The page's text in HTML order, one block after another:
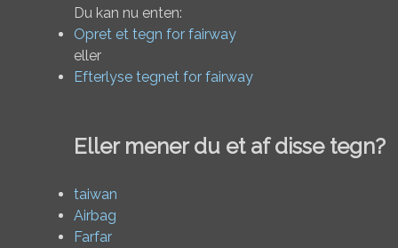
Du kan nu enten:
Opret et tegn for fairway
eller
Efterlyse tegnet for fairway
Eller mener du et af disse tegn?
taiwan
Airbag
Farfar